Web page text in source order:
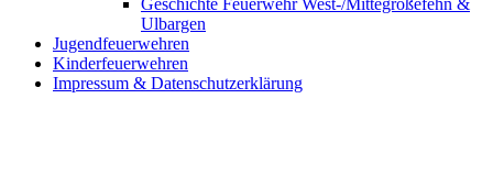
Ulbargen
Jugendfeuerwehren
Kinderfeuerwehren
Impressum & Datenschutzerklärung